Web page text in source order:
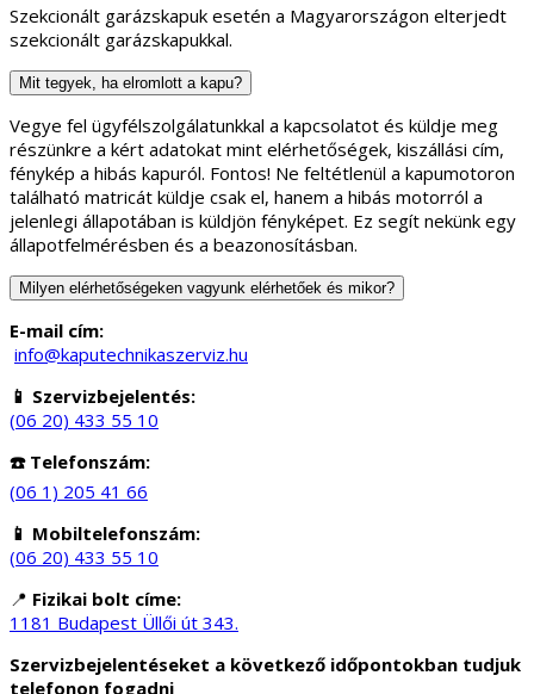
Szekcionált garázskapuk esetén a Magyarországon elterjedt
szekcionált garázskapukkal.
Mit tegyek, ha elromlott a kapu?
Vegye fel ügyfélszolgálatunkkal a kapcsolatot és küldje meg
részünkre a kért adatokat mint elérhetőségek, kiszállási cím,
fénykép a hibás kapuról. Fontos! Ne feltétlenül a kapumotoron
található matricát küldje csak el, hanem a hibás motorról a
jelenlegi állapotában is küldjön fényképet. Ez segít nekünk egy
állapotfelmérésben és a beazonosításban.
Milyen elérhetőségeken vagyunk elérhetőek és mikor?
E-mail cím:
info@kaputechnikaszerviz.hu
📱 Szervizbejelentés:
(06 20) 433 55 10
☎️ Telefonszám:
(06 1) 205 41 66
📱 Mobiltelefonszám:
(06 20) 433 55 10
📍 Fizikai bolt címe:
1181 Budapest Üllői út 343.
Szervizbejelentéseket a következő időpontokban tudjuk
telefonon fogadni